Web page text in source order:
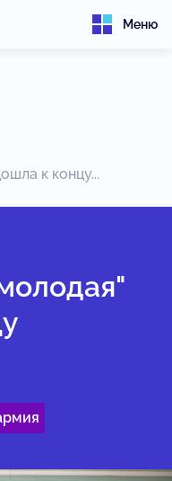
Меню
к концу...